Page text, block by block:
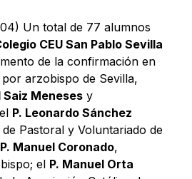
Un total de 77 alumnos
CEU San Pablo Sevilla
de la confirmación en
arzobispo de Sevilla,
Menesesy
P. Leonardo Sánchez
Pastoral y Voluntariado de
P. Manuel Coronado,
el P. Manuel Orta